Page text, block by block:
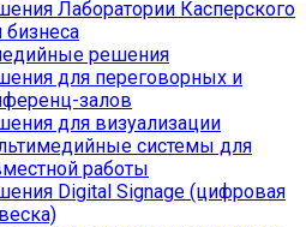
Лаборатории Касперского
бизнеса
решения
для переговорных и
залов
для визуализации
системы для
работы
Digital Signage (цифровая